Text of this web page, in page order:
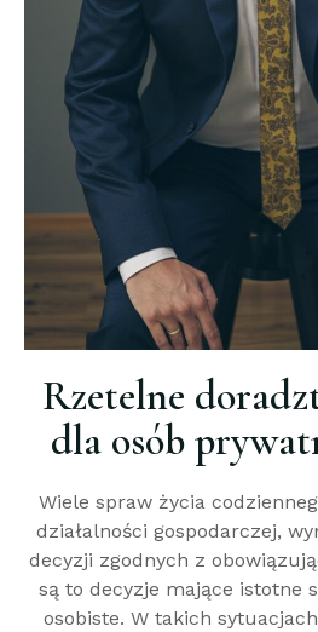
Rzetelne
dla osób
Wiele spraw życia
działalności gospodarczej,
decyzji zgodnych z
są to decyzje mające istotne
osobiste. W takich